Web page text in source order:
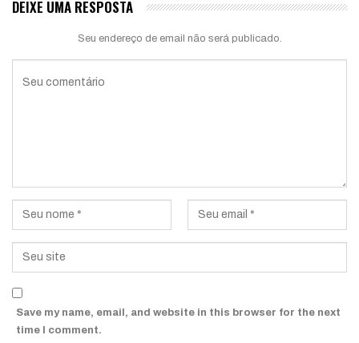
DEIXE UMA RESPOSTA
Seu endereço de email não será publicado.
Save my name, email, and website in this browser for the next
time I comment.